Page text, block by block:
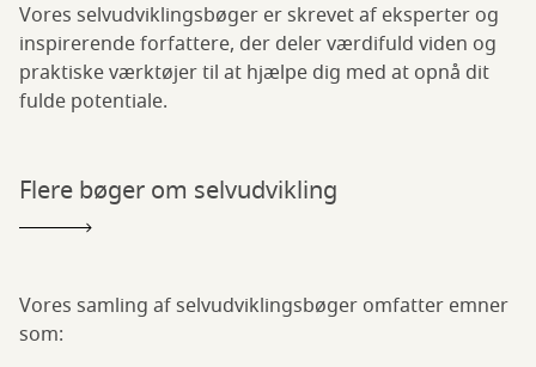
Vores selvudviklingsbøger er skrevet af eksperter og
inspirerende forfattere, der deler værdifuld viden og
praktiske værktøjer til at hjælpe dig med at opnå dit
fulde potentiale.
Flere bøger om selvudvikling
Vores samling af selvudviklingsbøger omfatter emner
som: